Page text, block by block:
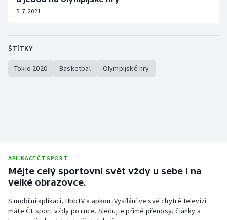
5. 7. 2021
ŠTÍTKY
Tokio 2020 Basketbal Olympijské hry
APLIKACE ČT SPORT
Mějte celý sportovní svět vždy u sebe i na
velké obrazovce.
S mobilní aplikací, HbbTV a apkou iVysílání ve své chytré televizi
máte ČT sport vždy po ruce. Sledujte přímé přenosy, články a